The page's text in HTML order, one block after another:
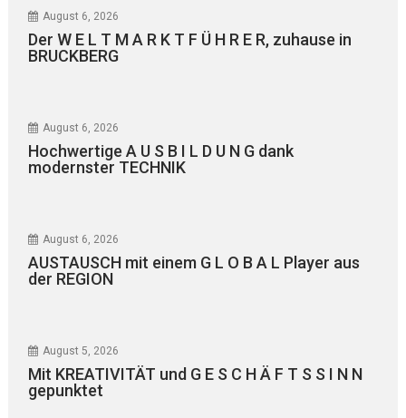
August 6, 2026
Der W E L T M A R K T F Ü H R E R, zuhause in
BRUCKBERG
August 6, 2026
Hochwertige A U S B I L D U N G dank
modernster TECHNIK
August 6, 2026
AUSTAUSCH mit einem G L O B A L Player aus
der REGION
August 5, 2026
Mit KREATIVITÄT und G E S C H Ä F T S S I N N
gepunktet